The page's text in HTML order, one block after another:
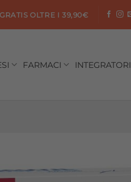
OLTRE I 39,90€
FARMACI INTEGRATORI